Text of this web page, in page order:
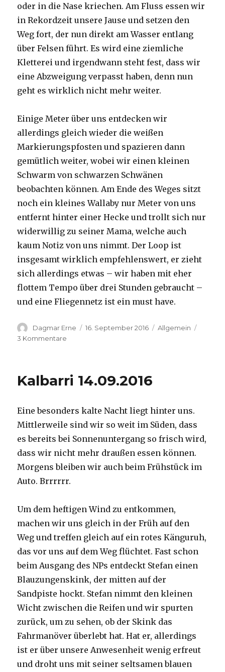
oder in die Nase kriechen. Am Fluss essen wir
in Rekordzeit unsere Jause und setzen den
Weg fort, der nun direkt am Wasser entlang
über Felsen führt. Es wird eine ziemliche
Kletterei und irgendwann steht fest, dass wir
eine Abzweigung verpasst haben, denn nun
geht es wirklich nicht mehr weiter.
Einige Meter über uns entdecken wir
allerdings gleich wieder die weißen
Markierungspfosten und spazieren dann
gemütlich weiter, wobei wir einen kleinen
Schwarm von schwarzen Schwänen
beobachten können. Am Ende des Weges sitzt
noch ein kleines Wallaby nur Meter von uns
entfernt hinter einer Hecke und trollt sich nur
widerwillig zu seiner Mama, welche auch
kaum Notiz von uns nimmt. Der Loop ist
insgesamt wirklich empfehlenswert, er zieht
sich allerdings etwas – wir haben mit eher
flottem Tempo über drei Stunden gebraucht –
und eine Fliegennetz ist ein must have.
Autor
Dagmar Erne
Veröffentlicht
16. September 2016 Kategorien
Allgemein
3 Kommentare
Kalbarri 14.09.2016
Eine besonders kalte Nacht liegt hinter uns.
Mittlerweile sind wir so weit im Süden, dass
es bereits bei Sonnenuntergang so frisch wird,
dass wir nicht mehr draußen essen können.
Morgens bleiben wir auch beim Frühstück im
Auto. Brrrrrr.
Um dem heftigen Wind zu entkommen,
machen wir uns gleich in der Früh auf den
Weg und treffen gleich auf ein rotes Känguruh,
das vor uns auf dem Weg flüchtet. Fast schon
beim Ausgang des NPs entdeckt Stefan einen
Blauzungenskink, der mitten auf der
Sandpiste hockt. Stefan nimmt den kleinen
Wicht zwischen die Reifen und wir spurten
zurück, um zu sehen, ob der Skink das
Fahrmanöver überlebt hat. Hat er, allerdings
ist er über unsere Anwesenheit wenig erfreut
und droht uns mit seiner seltsamen blauen